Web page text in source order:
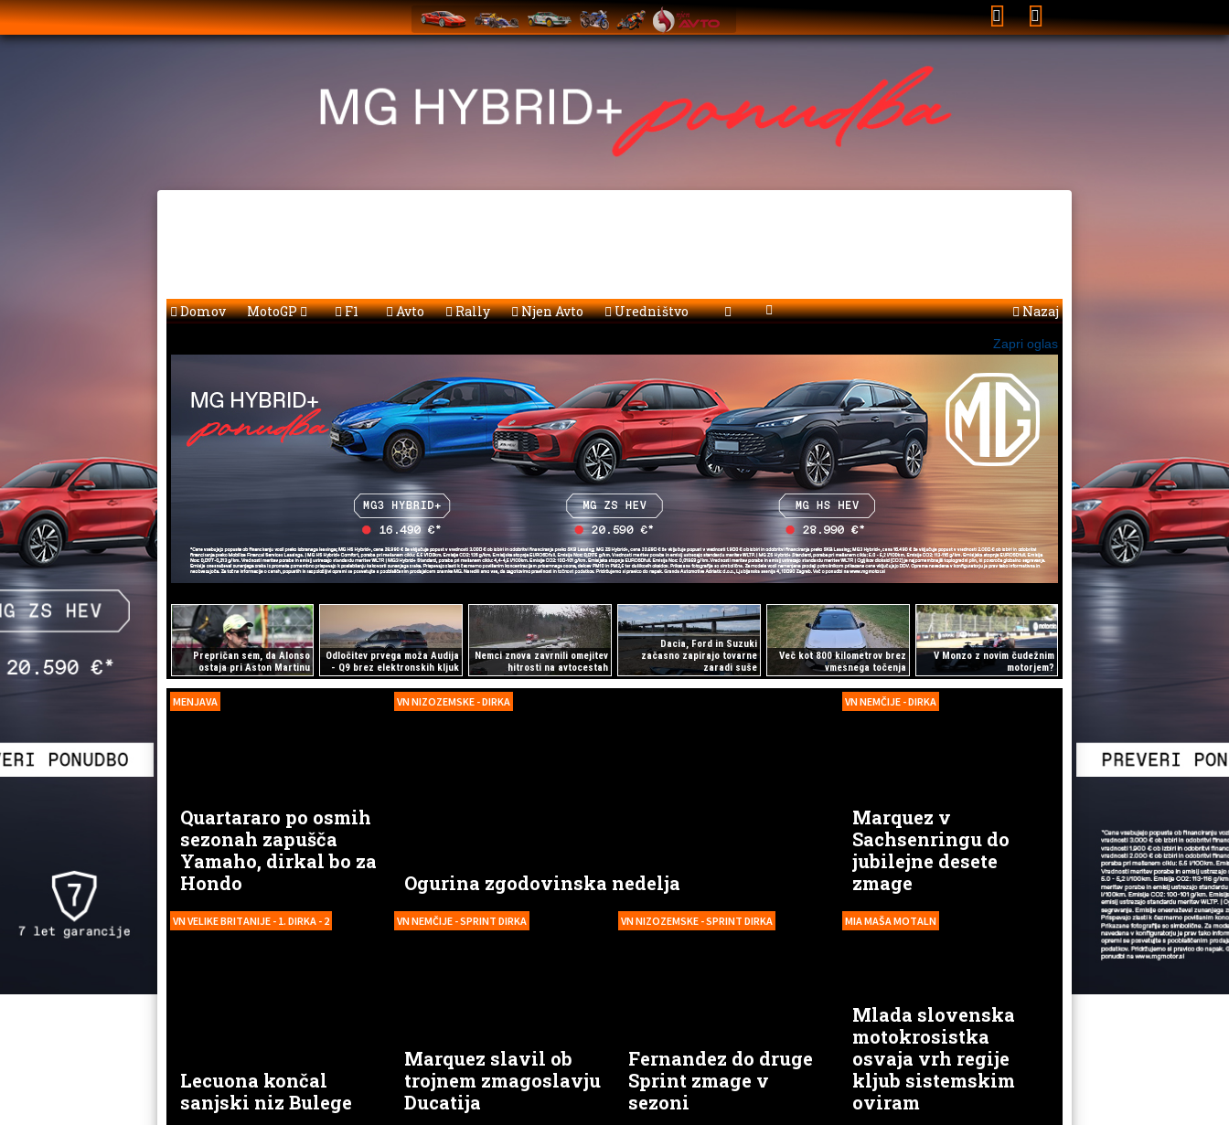
Domov MotoGP F1 Avto Rally Njen Avto Uredništvo Nazaj
Zapri oglas
Prepričan sem, da Alonso
ostaja pri Aston Martinu
Odločitev prvega moža Audija
- Q9 brez elektronskih kljuk
Nemci znova zavrnili omejitev
hitrosti na avtocestah
Dacia, Ford in Suzuki
začasno zapirajo tovarne
zaradi suše
Več kot 800 kilometrov brez
vmesnega točenja
V Monzo z novim čudežnim
motorjem?
MENJAVA
Quartararo po osmih
sezonah zapušča
Yamaho, dirkal bo za
Hondo
VN NIZOZEMSKE - DIRKA
Ogurina zgodovinska nedelja
VN NEMČIJE - DIRKA
Marquez v
Sachsenringu do
jubilejne desete
zmage
VN VELIKE BRITANIJE - 1. DIRKA - 2
Lecuona končal
sanjski niz Bulege
VN NEMČIJE - SPRINT DIRKA
Marquez slavil ob
trojnem zmagoslavju
Ducatija
VN NIZOZEMSKE - SPRINT DIRKA
Fernandez do druge
Sprint zmage v
sezoni
MIA MAŠA MOTALN
Mlada slovenska
motokrosistka
osvaja vrh regije
kljub sistemskim
oviram